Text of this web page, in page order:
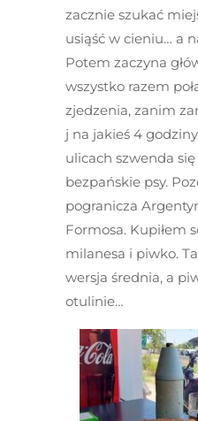
zacznie szukać
usiąść w cieniu… a
Potem zaczyna
wszystko razem
zjedzenia, zanim
j na jakieś 4
ulicach szwenda
bezpańskie psy.
pogranicza
Formosa. Kupiłem
milanesa i piwko.
wersja średnia, a
otulinie…